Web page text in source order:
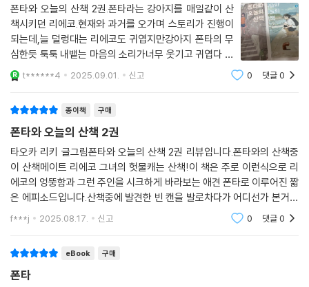
폰타와 오늘의 산책 2권.폰타라는 강아지를 매일같이 산
책시키던 리에코.현재와 과거를 오가며 스토리가 진행이
되는데,늘 덜렁대는 리에코도 귀엽지만강아지 폰타의 무
심한듯 툭툭 내뱉는 마음의 소리가너무 웃기고 귀엽다 ㅎ
ㅎ 작년에 무지개다리 건넌 우리 강아지가 너무 보고싶다
t******4 2025.09.01. 신고 0 댓글0
종이책 구매
폰타와 오늘의 산책 2권
타오카 리키 글그림폰타와 오늘의 산책 2권 리뷰입니다.폰타와의 산책중
이 산책메이트 리에코 그녀의 헛물캐는 산책!이 책은 주로 이런식으로 리
에코의 엉뚱함과 그런 주인을 시크하게 바라보는 애견 폰타로 이루어진 짧
은 에피소드입니다.산책중에 발견한 빈 캔을 발로차다가 어디선가 본거같
다고 폰타보고 찾으라고하는데 폰타에게 냄새로 추적하라고 시켰는데...이
게 실제로 된다? 심
f***j 2025.08.17. 신고 0 댓글0
eBook 구매
폰타